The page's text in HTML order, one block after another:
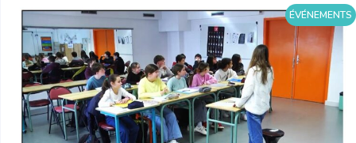
ÉVÉNEMENTS